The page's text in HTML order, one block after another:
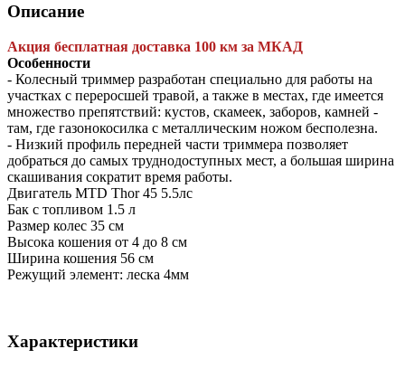
Описание
Акция бесплатная доставка 100 км за МКАД
Особенности
- Колесный триммер разработан специально для работы на
участках с переросшей травой, а также в местах, где имеется
множество препятствий: кустов, скамеек, заборов, камней -
там, где газонокосилка с металлическим ножом бесполезна.
- Низкий профиль передней части триммера позволяет
добраться до самых труднодоступных мест, а большая ширина
скашивания сократит время работы.
Двигатель MTD Thor 45 5.5лс
Бак с топливом 1.5 л
Размер колес 35 см
Высока кошения от 4 до 8 см
Ширина кошения 56 см
Режущий элемент: леска 4мм
Характеристики